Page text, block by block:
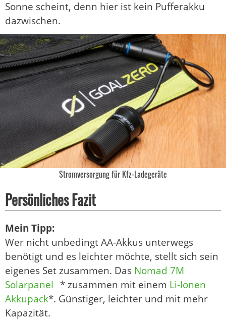
Sonne scheint, denn hier ist kein Pufferakku
dazwischen.
Stromversorgung für Kfz-Ladegeräte
Persönliches Fazit
Mein Tipp:
Wer nicht unbedingt AA-Akkus unterwegs
benötigt und es leichter möchte, stellt sich sein
eigenes Set zusammen. Das Nomad 7M
Solarpanel * zusammen mit einem Li-Ionen
Akkupack*. Günstiger, leichter und mit mehr
Kapazität.